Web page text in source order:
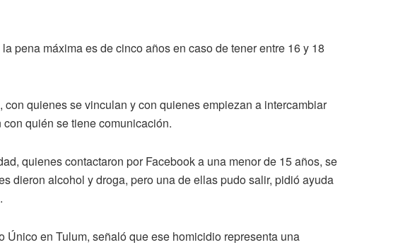
pena máxima es de cinco años en caso de tener entre 16 y 18
quienes se vinculan y con quienes empiezan a intercambiar
quién se tiene comunicación.
quienes contactaron por Facebook a una menor de 15 años, se
dieron alcohol y droga, pero una de ellas pudo salir, pidió ayuda
en Tulum, señaló que ese homicidio representa una